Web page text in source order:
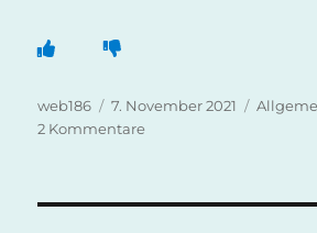
Autor
web186
Veröffentlicht
am
7. November 2021
2 Kommentarezu